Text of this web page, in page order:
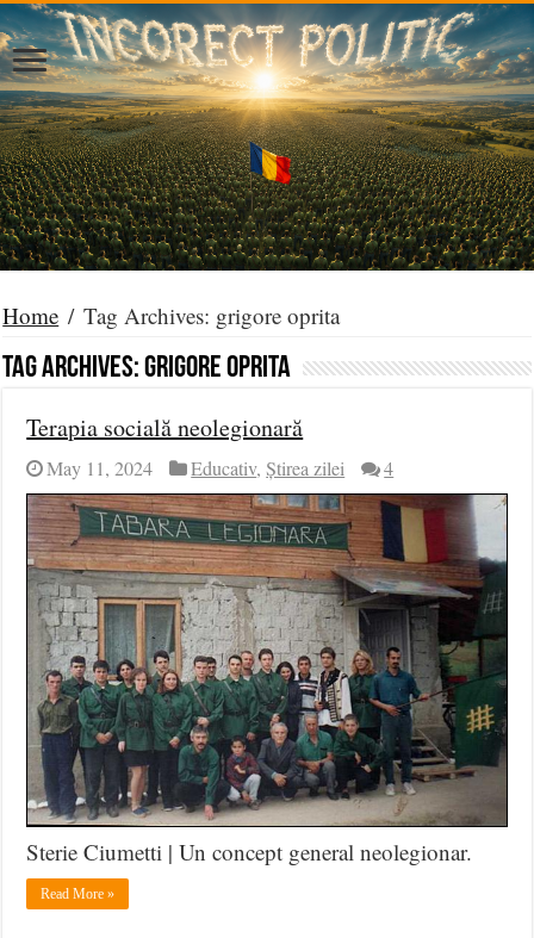
Home / Tag Archives: grigore oprita
Tag Archives:grigore oprita
Terapia socială neolegionară
May 11, 2024 Educativ,Știrea zilei 4
Sterie Ciumetti | Un concept general neolegionar.
Read More »